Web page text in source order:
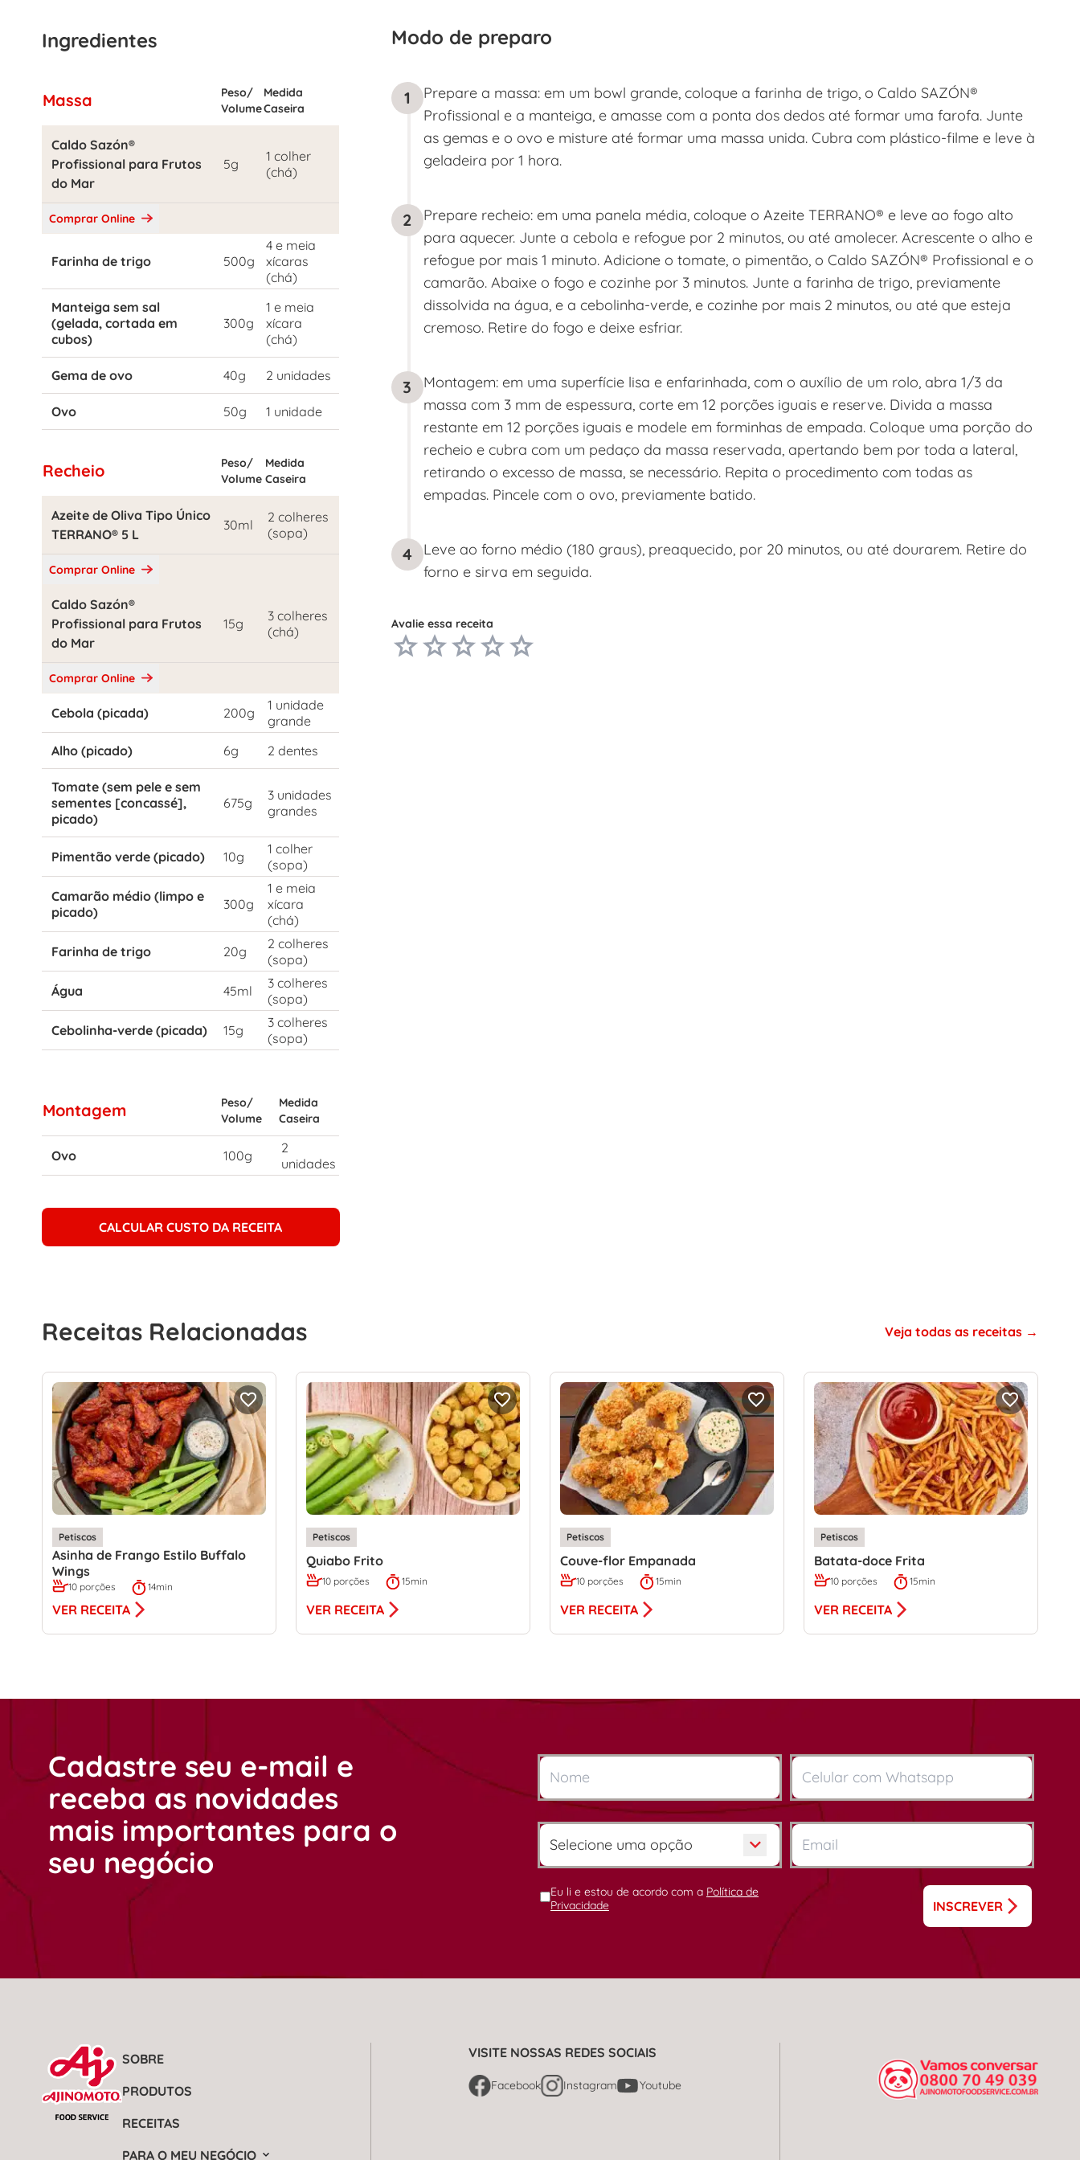
Ingredientes
Massa
Peso/
Volume
Medida
Caseira
Caldo Sazón®
Profissional para Frutos
do Mar
5g
1 colher
(chá)
Comprar Online
Farinha de trigo 500g
4 e meia
xícaras
(chá)
Manteiga sem sal
(gelada, cortada em
cubos)
300g
1 e meia
xícara
(chá)
Gema de ovo 40g 2 unidades
Ovo 50g 1 unidade
Recheio
Peso/
Volume
Medida
Caseira
Azeite de Oliva Tipo Único
TERRANO® 5 L
30ml
2 colheres
(sopa)
Comprar Online
Caldo Sazón®
Profissional para Frutos
do Mar
15g
3 colheres
(chá)
Comprar Online
Cebola (picada) 200g
1 unidade
grande
Alho (picado)
6g 2 dentes
Tomate (sem pele e sem
sementes [concassé],
picado)
675g
3 unidades
grandes
Pimentão verde (picado) 10g
1 colher
(sopa)
Camarão médio (limpo e
picado)
300g
1 e meia
xícara
(chá)
Farinha de trigo
20g
2 colheres
(sopa)
Água
45ml
3 colheres
(sopa)
Cebolinha-verde (picada)
15g
3 colheres
(sopa)
Montagem
Peso/
Volume
Medida
Caseira
Ovo 100g
2
unidades
CALCULAR CUSTO DA RECEITA
Modo de preparo
1
Prepare a massa: em um bowl grande, coloque a farinha de trigo, o Caldo SAZÓN®
Profissional e a manteiga, e amasse com a ponta dos dedos até formar uma farofa. Junte
as gemas e o ovo e misture até formar uma massa unida. Cubra com plástico-filme e leve à
geladeira por 1 hora.
2
Prepare recheio: em uma panela média, coloque o Azeite TERRANO® e leve ao fogo alto
para aquecer. Junte a cebola e refogue por 2 minutos, ou até amolecer. Acrescente o alho e
refogue por mais 1 minuto. Adicione o tomate, o pimentão, o Caldo SAZÓN® Profissional e o
camarão. Abaixe o fogo e cozinhe por 3 minutos. Junte a farinha de trigo, previamente
dissolvida na água, e a cebolinha-verde, e cozinhe por mais 2 minutos, ou até que esteja
cremoso. Retire do fogo e deixe esfriar.
3
Montagem: em uma superfície lisa e enfarinhada, com o auxílio de um rolo, abra 1/3 da
massa com 3 mm de espessura, corte em 12 porções iguais e reserve. Divida a massa
restante em 12 porções iguais e modele em forminhas de empada. Coloque uma porção do
recheio e cubra com um pedaço da massa reservada, apertando bem por toda a lateral,
retirando o excesso de massa, se necessário. Repita o procedimento com todas as
empadas. Pincele com o ovo, previamente batido.
4
Leve ao forno médio (180 graus), preaquecido, por 20 minutos, ou até dourarem. Retire do
forno e sirva em seguida.
Avalie essa receita
Receitas Relacionadas Veja todas as receitas
Petiscos
Asinha de Frango Estilo Buffalo
Wings
10 porções 14min
VER RECEITA
Petiscos
Quiabo Frito
10 porções 15min
VER RECEITA
Petiscos
Couve-flor Empanada
10 porções 15min
VER RECEITA
Petiscos
Batata-doce Frita
10 porções 15min
VER RECEITA
Cadastre seu e-mail e
receba as novidades
mais importantes para o
seu negócio
Eu li e estou de acordo com a Política de
Privacidade
INSCREVER
SOBRE
PRODUTOS
RECEITAS
PARA O MEU NEGÓCIO
VISITE NOSSAS REDES SOCIAIS
Facebook Instagram Youtube